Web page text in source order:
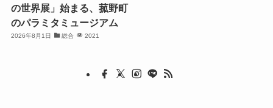
の世界展」始まる、菰野町
のパラミタミュージアム
2026年8月1日 総合 2021